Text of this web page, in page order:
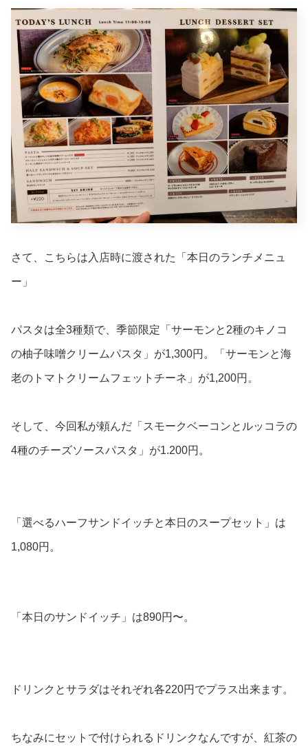
さて、こちらは入店時に渡された「本日のランチメニュ
ー」
パスタは全3種類で、季節限定「サーモンと2種のキノコ
の柚子味噌クリームパスタ」が1,300円。「サーモンと海
老のトマトクリームフェットチーネ」が1,200円。
そして、今回私が頼んだ「スモークベーコンとルッコラの
4種のチーズソースパスタ」が1.200円。
「選べるハーフサンドイッチと本日のスープセット」は
1,080円。
「本日のサンドイッチ」は890円〜。
ドリンクとサラダはそれぞれ各220円でプラス出来ます。
ちなみにセットで付けられるドリンクなんですが、紅茶の